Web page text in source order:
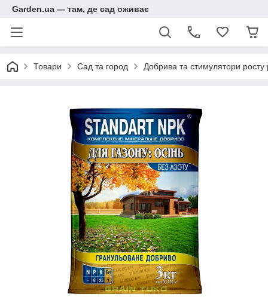
Garden.ua — там, де сад оживає
Товари Сад та город Добрива та стимулятори росту